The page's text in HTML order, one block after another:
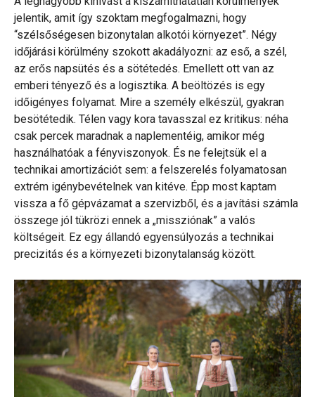
jelentik, amit így szoktam megfogalmazni, hogy
“szélsőségesen bizonytalan alkotói környezet”. Négy
időjárási körülmény szokott akadályozni: az eső, a szél,
az erős napsütés és a sötétedés. Emellett ott van az
emberi tényező és a logisztika. A beöltözés is egy
időigényes folyamat. Mire a személy elkészül, gyakran
besötétedik. Télen vagy kora tavasszal ez kritikus: néha
csak percek maradnak a naplementéig, amikor még
használhatóak a fényviszonyok. És ne felejtsük el a
technikai amortizációt sem: a felszerelés folyamatosan
extrém igénybevételnek van kitéve. Épp most kaptam
vissza a fő gépvázamat a szervizből, és a javítási számla
összege jól tükrözi ennek a „missziónak” a valós
költségeit. Ez egy állandó egyensúlyozás a technikai
precizitás és a környezeti bizonytalanság között.